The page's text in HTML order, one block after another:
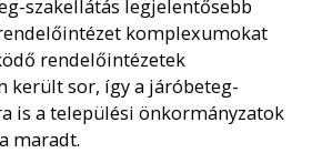
szakellátás legjelentősebb
komplexumokat
rendelőintézetek
került sor, így a járóbeteg-
is a települési önkormányzatok
maradt.